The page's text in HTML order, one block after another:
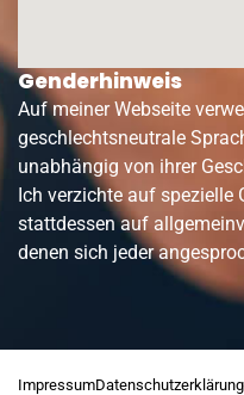
Genderhinweis
Auf meiner Webseite
geschlechtsneutrale
unabhängig von ihrer
Ich verzichte auf spezielle
stattdessen auf
denen sich jeder
ImpressumDatenschutzerklärung